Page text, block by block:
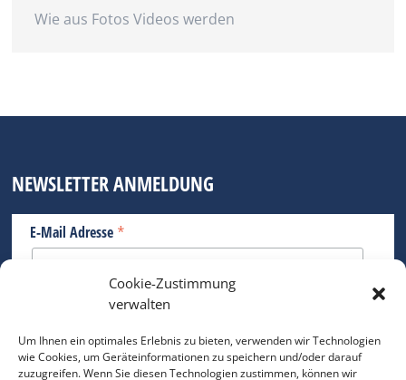
Cookie-Zustimmung
verwalten
Um Ihnen ein optimales Erlebnis zu bieten, verwenden wir Technologien
wie Cookies, um Geräteinformationen zu speichern und/oder darauf
zuzugreifen. Wenn Sie diesen Technologien zustimmen, können wir
Wie aus Fotos Videos werden
NEWSLETTER ANMELDUNG
E-Mail Adresse *
Bitte geben Sie Ihre E-Mail Adresse ein.
*